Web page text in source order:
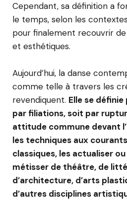
Cependant, sa définition a
le temps, selon les
pour finalement recouvrir
et esthétiques.
Aujourd’hui, la danse
comme telle à travers les
revendiquent. Elle se
par filiations, soit par
attitude commune devant
les techniques aux
classiques, les actualiser
métisser de théâtre, de
d’architecture, d’arts
d’autres disciplines